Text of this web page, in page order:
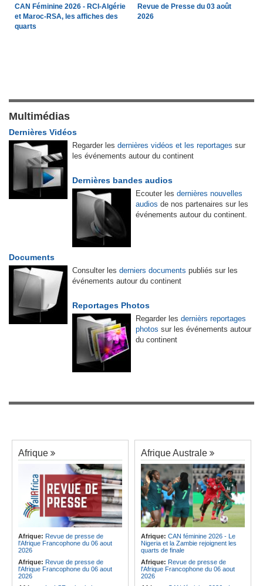
CAN Féminine 2026 - RCI-Algérie
et Maroc-RSA, les affiches des
quarts
Revue de Presse du 03 août
2026
Multimédias
Dernières Vidéos
Regarder les dernières vidéos et les reportages sur
les événements autour du continent
Dernières bandes audios
Ecouter les dernières nouvelles
audios de nos partenaires sur les
événements autour du continent.
Documents
Consulter les derniers documents publiés sur les
événements autour du continent
Reportages Photos
Regarder les dernièrs reportages
photos sur les événements autour
du continent
Afrique
Afrique: Revue de presse de
l'Afrique Francophone du 06 aout
2026
Afrique: Revue de presse de
l'Afrique Francophone du 06 aout
2026
Afrique Australe
Afrique: CAN féminine 2026 - Le
Nigeria et la Zambie rejoignent les
quarts de finale
Afrique: Revue de presse de
l'Afrique Francophone du 06 aout
2026